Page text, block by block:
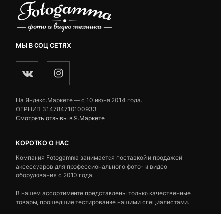
МЫ В СОЦ СЕТЯХ
На Яндекс.Маркете — c 10 июня 2014 года.
ОГРНИП 314784710100933
Смотреть отзывы в Я.Маркете
КОРОТКО О НАС
Компания Fotogamma занимается поставкой и продажей
аксессуаров для профессионального фото- и видео
оборудования с 2010 года.
В нашем ассортименте представлены только качественные
товары, прошедшие тестирование нашими специалистами.